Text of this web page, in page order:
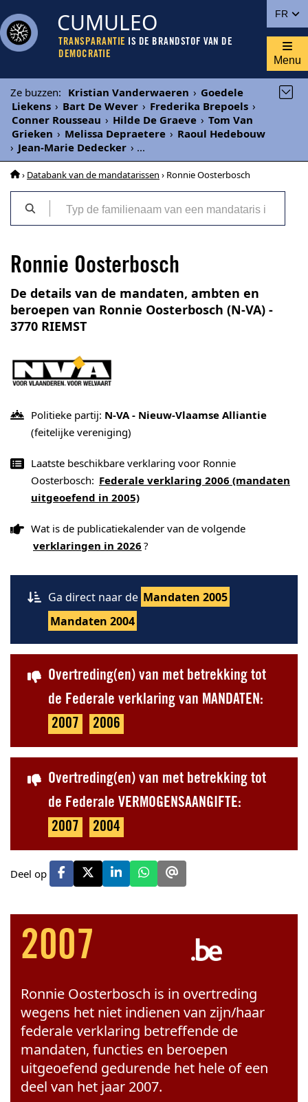
FR
CUMULEO
TRANSPARANTIE IS DE BRANDSTOF VAN DE
DEMOCRATIE
Menu
Ze buzzen: Kristian Vanderwaeren › Goedele
Liekens › Bart De Wever › Frederika Brepoels ›
Conner Rousseau › Hilde De Graeve › Tom Van
Grieken › Melissa Depraetere › Raoul Hedebouw
› Jean-Marie Dedecker › ...
› Databank van de mandatarissen › Ronnie Oosterbosch
Ronnie Oosterbosch
De details van de mandaten, ambten en
beroepen van Ronnie Oosterbosch (N-VA) -
3770 RIEMST
Politieke partij: N-VA - Nieuw-Vlaamse Alliantie
(feitelijke vereniging)
Laatste beschikbare verklaring voor Ronnie
Oosterbosch: Federale verklaring 2006 (mandaten
uitgeoefend in 2005)
Wat is de publicatiekalender van de volgende
verklaringen in 2026 ?
Ga direct naar de Mandaten 2005
Mandaten 2004
Overtreding(en) van met betrekking tot
de Federale verklaring van MANDATEN:
2007
2006
Overtreding(en) van met betrekking tot
de Federale VERMOGENSAANGIFTE:
2007
2004
Deel op
2007
Ronnie Oosterbosch is in overtreding
wegens het niet indienen van zijn/haar
federale verklaring betreffende de
mandaten, functies en beroepen
uitgeoefend gedurende het hele of een
deel van het jaar 2007.